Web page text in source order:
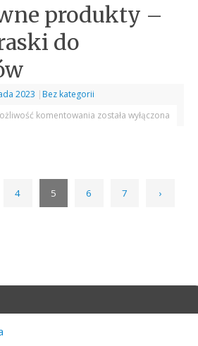
produkty –
do
2023 | Bez kategorii
komentowania została wyłączona
4 5 6 7 ›